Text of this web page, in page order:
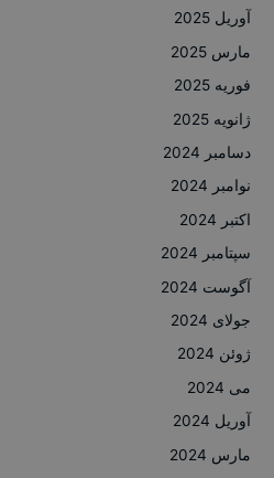
آوریل 2025
مارس 2025
فوریه 2025
ژانویه 2025
دسامبر 2024
نوامبر 2024
اکتبر 2024
سپتامبر 2024
آگوست 2024
جولای 2024
ژوئن 2024
می 2024
آوریل 2024
مارس 2024